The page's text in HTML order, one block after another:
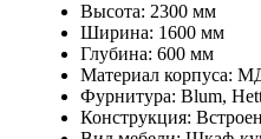
Высота: 2300 мм
Ширина: 1600 мм
Глубина: 600 мм
Материал корпуса:
Фурнитура: Blum,
Конструкция: